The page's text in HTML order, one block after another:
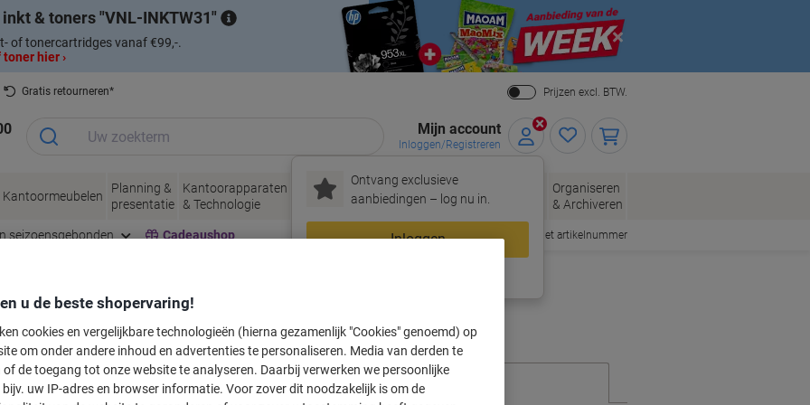
inkt & toners VNL-INKTW31
of tonercartridges vanaf €99,-.
hier ›
Close
Gratis retourneren*
Prijzen excl. BTW.
Mijn account
Inloggen/Registreren
Ontvang exclusieve
aanbiedingen – log nu in.
Inloggen
Kantoormeubelen
Planning &
presentatie
Kantoorapparaten
& Technologie
Inkt &
Toner
Papier, Enveloppen
& Verpakken
Kantoorartikelen
Organiseren
& Archiveren
seizoensgebonden Cadeaushop Snel bestellen met artikelnummer
voor uw printer
Kies merk, reeks en model uit de opties hieronder
u de beste shopervaring!
cookies en vergelijkbare technologieën (hierna gezamenlijk "Cookies" genoemd) op
om onder andere inhoud en advertenties te personaliseren. Media van derden te
of de toegang tot onze website te analyseren. Daarbij verwerken we persoonlijke
bijv. uw IP-adres en browser informatie. Voor zover dit noodzakelijk is om de